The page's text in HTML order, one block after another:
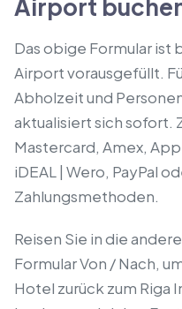
Airport
Das obige Formular ist
Airport vorausgefüllt.
Abholzeit und
aktualisiert sich sofort.
Mastercard, Amex,
iDEAL | Wero, PayPal
Zahlungsmethoden.
Reisen Sie in die
Formular Von / Nach,
Hotel zurück zum Riga